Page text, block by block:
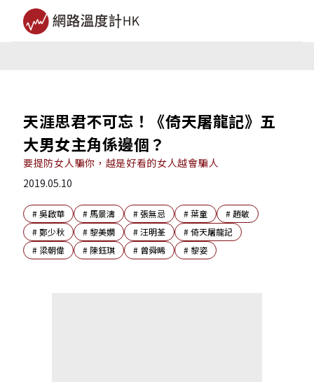
天涯思君不可忘！《倚天屠龍記》五
大男女主角係邊個？
要提防女人騙你，越是好看的女人越會騙人
2019.05.10
#吳啟華 # 馬景濤 #張無忌 #葉童 #趙敏
#鄭少秋 #黎美嫻 #汪明荃 #倚天屠龍記
# 梁朝偉 # 陳鈺琪 # 曾舜晞 #黎姿